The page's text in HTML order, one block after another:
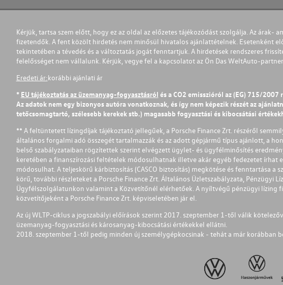
Kérjük, tartsa szem előtt, hogy ez az oldal az előzetes tájékozódást szolgálja. Az árak-
fizetendők. A fent közölt hirdetés nem minősül hivatalos ajánlattételnek. Esetenként
tekintetében a tévedés és a változtatás jogát fenntartjuk. A hirdetések rendszeres
felelősséget nem vállalunk. Kérjük, vegye fel a kapcsolatot az Ön Das WeltAuto-
Eredeti ár:korábbi ajánlati ár
* EU tájékoztatás az üzemanyag-fogyasztásról és a CO2 emisszióról az (EG) 715/
Az adatok nem egy bizonyos autóra vonatkoznak, és így nem képezik részét az
tetőcsomagtartó, szélesebb kerekek stb.) magasabb fogyasztási és kibocsátási
** A feltüntetett lízingdíjak tájékoztató jellegűek, a Porsche Finance Zrt. részéről
általános forgalmi adó összegét tartalmazzák és az adott gépjármű típus ajánlott, a
belső szabályzataiban rögzítettek szerint elvégzett ügylet- és ügyfélminősítés
keretében a finanszírozási feltételek módosulhatnak illetve akár egyéb fedezetet írhat
módosulhat. A teljeskörű kárbiztosítás (CASCO biztosítás) megkötése és fenntartása
körű, további részleteket a Porsche Finance Zrt. Általános Üzletszabályzata,
Ügyfélszolgálatunkon valamint a Közvetítőnél elérhetőek. A nyíltvégű pénzügyi lízing
közvetítőjeként a Porsche Finance Zrt. képviseletében jár el.
Az új WLTP-ciklus a jogszabályi előírások szerint 2017. szeptember 1-től válik
üzemanyag-fogyasztási és károsanyag-kibocsátási értékekkel ellátni.
2018. szeptember 1-től pedig minden új személygépkocsinak - tehát a már